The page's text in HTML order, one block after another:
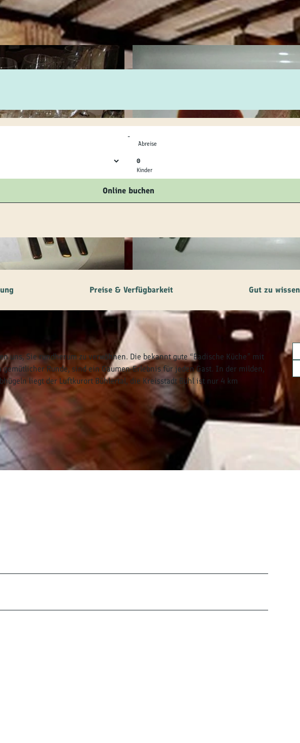
-
Abreise
0
Kinder
Online buchen
Preise & Verfügbarkeit Gut zu wissen
Sie rundherum zu verwöhnen. Die bekannt gute “Badische Küche” mit
Runde, sind ein Gaumen-Erlebnis für jeden Gast. In der milden,
liegt der Luftkurort Bühlertal, die Kreisstadt Bühl ist nur 4 km